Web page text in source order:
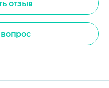
отзыв